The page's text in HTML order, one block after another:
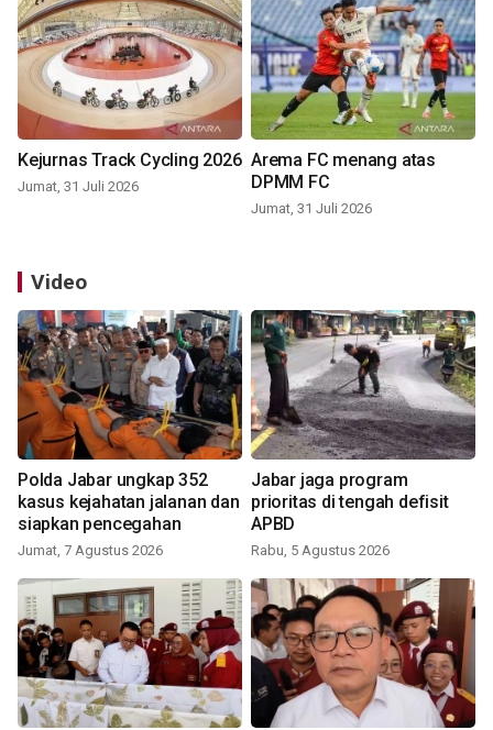
Kejurnas Track Cycling 2026
Jumat, 31 Juli 2026
Arema FC menang atas
DPMM FC
Jumat, 31 Juli 2026
Video
Polda Jabar ungkap 352
kasus kejahatan jalanan dan
siapkan pencegahan
Jumat, 7 Agustus 2026
Jabar jaga program
prioritas di tengah defisit
APBD
Rabu, 5 Agustus 2026